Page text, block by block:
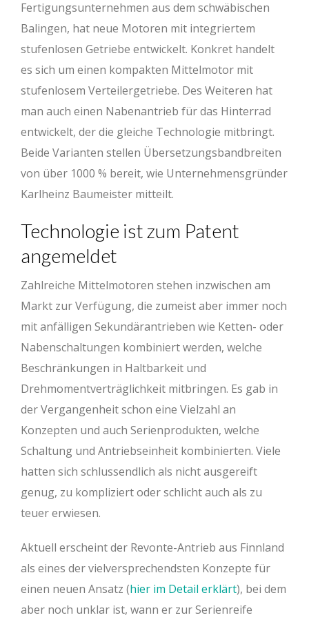
Fertigungsunternehmen aus dem schwäbischen
Balingen, hat neue Motoren mit integriertem
stufenlosen Getriebe entwickelt. Konkret handelt
es sich um einen kompakten Mittelmotor mit
stufenlosem Verteilergetriebe. Des Weiteren hat
man auch einen Nabenantrieb für das Hinterrad
entwickelt, der die gleiche Technologie mitbringt.
Beide Varianten stellen Übersetzungsbandbreiten
von über 1000 % bereit, wie Unternehmensgründer
Karlheinz Baumeister mitteilt.
Technologie ist zum Patent
angemeldet
Zahlreiche Mittelmotoren stehen inzwischen am
Markt zur Verfügung, die zumeist aber immer noch
mit anfälligen Sekundärantrieben wie Ketten- oder
Nabenschaltungen kombiniert werden, welche
Beschränkungen in Haltbarkeit und
Drehmomentverträglichkeit mitbringen. Es gab in
der Vergangenheit schon eine Vielzahl an
Konzepten und auch Serienprodukten, welche
Schaltung und Antriebseinheit kombinierten. Viele
hatten sich schlussendlich als nicht ausgereift
genug, zu kompliziert oder schlicht auch als zu
teuer erwiesen.
Aktuell erscheint der Revonte-Antrieb aus Finnland
als eines der vielversprechendsten Konzepte für
einen neuen Ansatz (hier im Detail erklärt), bei dem
aber noch unklar ist, wann er zur Serienreife